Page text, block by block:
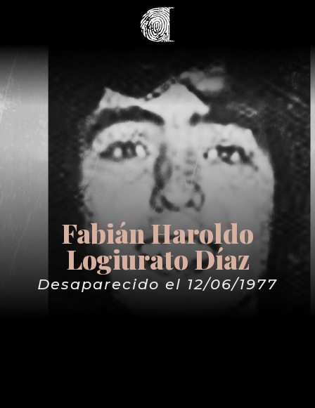
Fabián Haroldo
Logiurato Díaz
Desaparecido el 12/06/1977